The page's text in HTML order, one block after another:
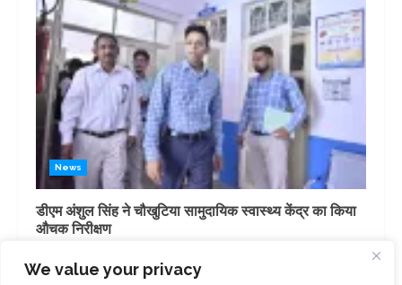
We value your privacy
News
डीएम अंशुल सिंह ने चौखुटिया सामुदायिक स्वास्थ्य केंद्र का किया
औचक निरीक्षण